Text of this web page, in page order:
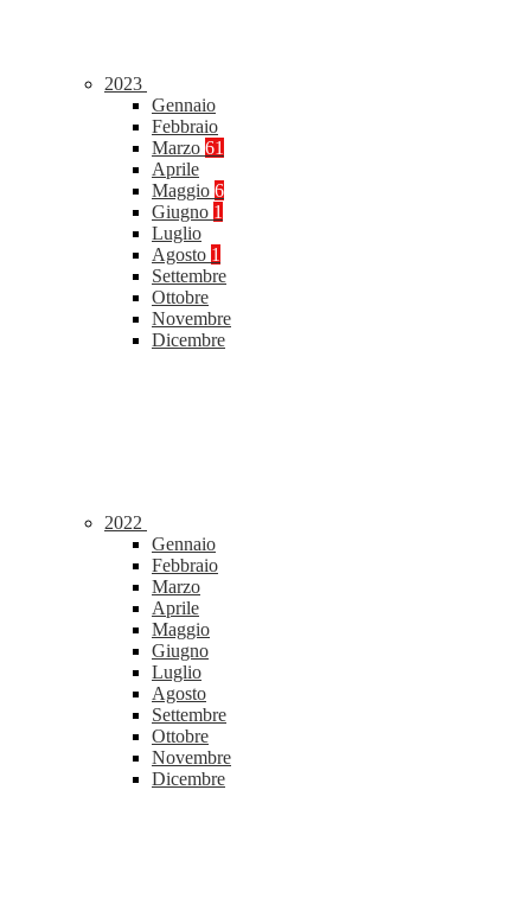
2023
Gennaio
Febbraio
Marzo 61
Aprile
Maggio 6
Giugno 1
Luglio
Agosto 1
Settembre
Ottobre
Novembre
Dicembre
2022
Gennaio
Febbraio
Marzo
Aprile
Maggio
Giugno
Luglio
Agosto
Settembre
Ottobre
Novembre
Dicembre